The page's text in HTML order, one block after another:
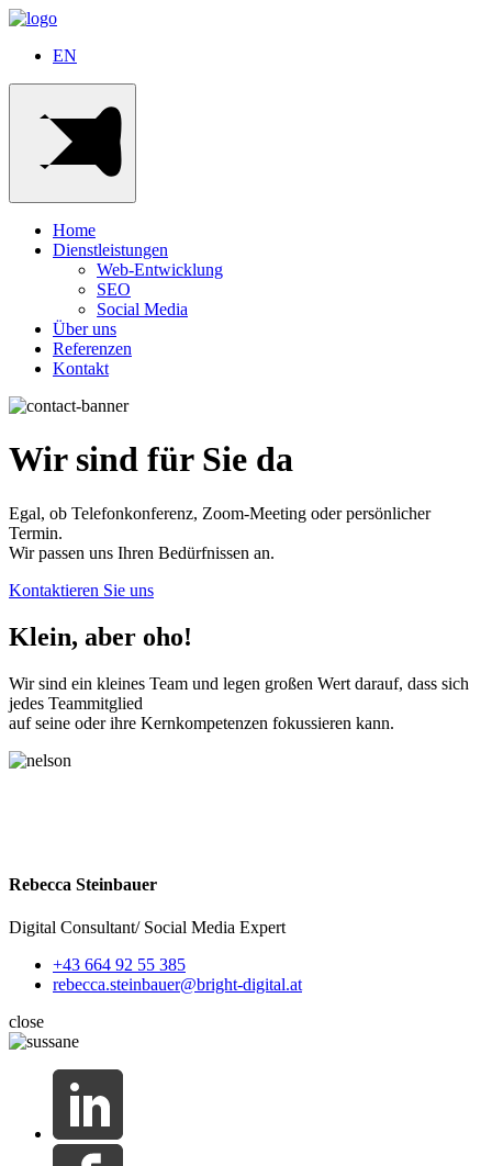
EN
Home
Dienstleistungen
Web-Entwicklung
SEO
Social Media
Über uns
Referenzen
Kontakt
Wir sind für Sie da
Egal, ob Telefonkonferenz, Zoom-Meeting oder persönlicher
Termin.
Wir passen uns Ihren Bedürfnissen an.
Kontaktieren Sie uns
Klein, aber oho!
Wir sind ein kleines Team und legen großen Wert darauf, dass sich
jedes Teammitglied
auf seine oder ihre Kernkompetenzen fokussieren kann.
Rebecca Steinbauer
Digital Consultant/ Social Media Expert
+43 664 92 55 385
rebecca.steinbauer@bright-digital.at
close